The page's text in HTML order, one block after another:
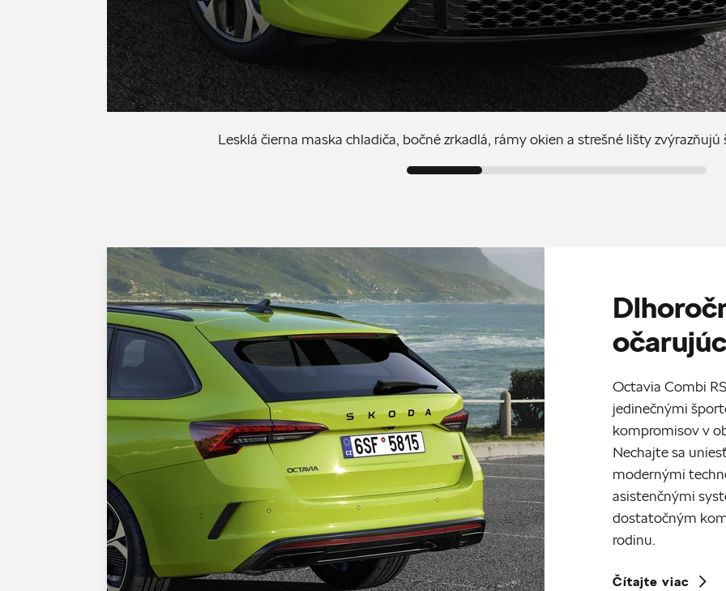
Lesklá čierna maska chladiča, bočné zrkadlá, rámy okien a strešné lišty
Octavia Combi
jedinečnými
kompromisov v
Nechajte sa
modernými
asistenčnými
dostatočným
rodinu.
Čítajte viac